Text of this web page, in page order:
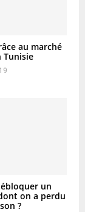
au marché
Tunisie
un
on a perdu
?